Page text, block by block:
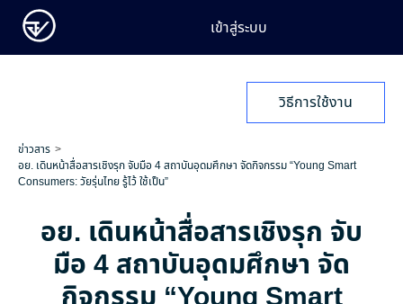
เข้าสู่ระบบ
วิธีการใช้งาน
ข่าวสาร
อย. เดินหน้าสื่อสารเชิงรุก จับมือ 4 สถาบันอุดมศึกษา จัดกิจกรรม “Young Smart
Consumers: วัยรุ่นไทย รู้ไว้ ใช้เป็น”
อย. เดินหน้าสื่อสารเชิงรุก จับ
มือ 4 สถาบันอุดมศึกษา จัด